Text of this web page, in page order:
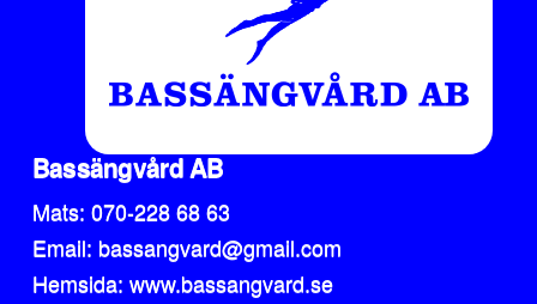
Bassängvård AB
Mats: 070-228 68 63
Email: bassangvard@gmail.com
Hemsida: www.bassangvard.se